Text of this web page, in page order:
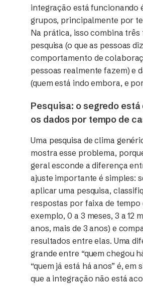
integração está funcionando
grupos, principalmente por
Na prática, isso combina três
pesquisa (o que as pessoas
comportamento de
pessoas realmente fazem) e
(quem está indo embora, e
Pesquisa: o segredo
os dados por tempo de
Uma pesquisa de clima
mostra esse problema,
geral esconde a diferença
ajuste importante é simples:
aplicar uma pesquisa,
respostas por faixa de tempo
exemplo, 0 a 3 meses, 3 a 12
anos, mais de 3 anos) e
resultados entre elas. Uma
grande entre “quem chegou
“quem já está há anos” é, em
que a integração não está